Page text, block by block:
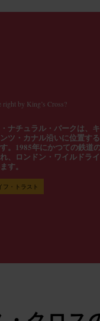
right by King’s Cross?
ナチュラル・パークは、
ツ・カナル沿いに位置す
。1985年にかつての鉄道
、ロンドン・ワイルドラ
す。
フ・トラスト